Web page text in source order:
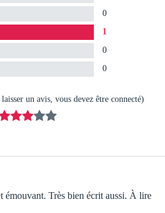
0
1
0
0
un avis, vous devez être connecté)
émouvant. Très bien écrit aussi. À lire